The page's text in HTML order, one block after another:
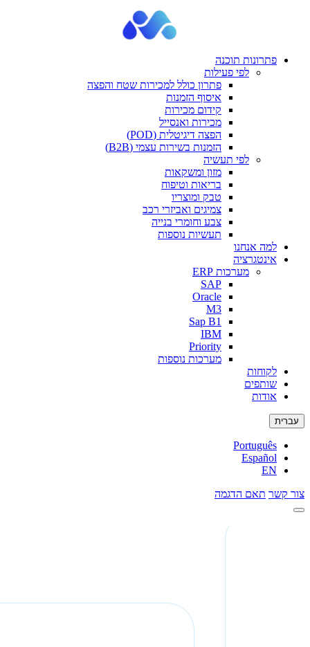
פתרונות תוכנה
לפי פעילות
פתרון כולל למכירות שטח והפצה
איסוף הזמנות
קידום מכירות
מכירות ואנסייל
הפצה דיגיטלית (POD)
הזמנות בשירות עצמי (B2B)
לפי תעשיה
מזון ומשקאות
בריאות וטיפוח
טבק ומוצריו
צמיגים ואביזרי רכב
צבע וחומרי בנייה
תעשיות נוספות
למה אנחנו
אינטגרציה
מערכות ERP
SAP
Oracle
M3
Sap B1
IBM
Priority
מערכות נוספות
לקוחות
שותפים
אודות
עברית
Português
Español
EN
צור קשר תאם הדגמה